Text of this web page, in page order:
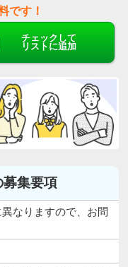
です！
チェックして
リストに追加
集要項
なりますので、お問